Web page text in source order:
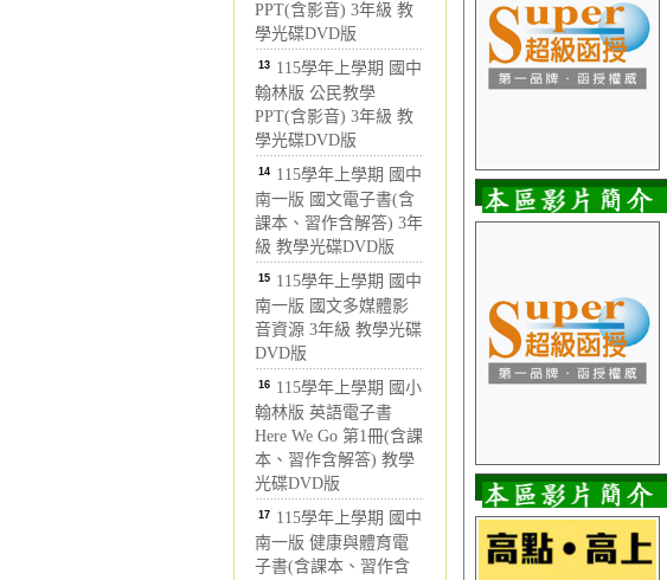
PPT(含影音) 3年級 教
學光碟DVD版
13 115學年上學期 國中
翰林版 公民教學
PPT(含影音) 3年級 教
學光碟DVD版
14 115學年上學期 國中
南一版 國文電子書(含
課本、習作含解答) 3年
級 教學光碟DVD版
15 115學年上學期 國中
南一版 國文多媒體影
音資源 3年級 教學光碟
DVD版
16 115學年上學期 國小
翰林版 英語電子書
Here We Go 第1冊(含課
本、習作含解答) 教學
光碟DVD版
17 115學年上學期 國中
南一版 健康與體育電
子書(含課本、習作含